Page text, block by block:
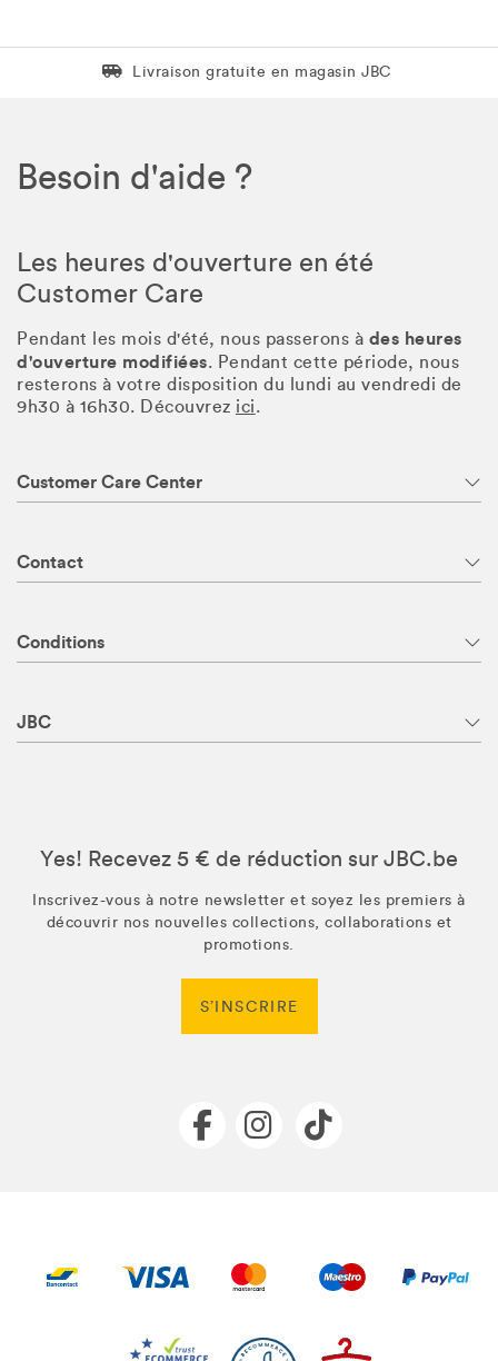
Livraison gratuite en magasin JBC
Livraison gratuite en magasin JBC
Besoin d'aide ?
Les heures d'ouverture en été
Customer Care
Pendant les mois d'été, nous passerons à des heures
d'ouverture modifiées. Pendant cette période, nous
resterons à votre disposition du lundi au vendredi de
9h30 à 16h30. Découvrez ici.
Customer Care Center
Contact
Conditions
JBC
Yes! Recevez 5 € de réduction sur JBC.be
Inscrivez-vous à notre newsletter et soyez les premiers à
découvrir nos nouvelles collections, collaborations et
promotions.
S’INSCRIRE